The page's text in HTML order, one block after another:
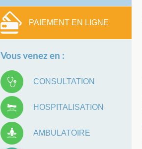
PAIEMENT EN LIGNE
Vous venez en :
CONSULTATION
HOSPITALISATION
AMBULATOIRE